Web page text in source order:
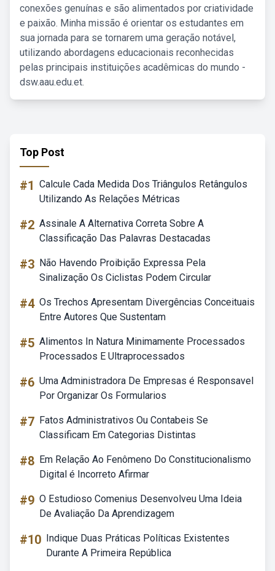
conexões genuínas e são alimentados por criatividade
e paixão. Minha missão é orientar os estudantes em
sua jornada para se tornarem uma geração notável,
utilizando abordagens educacionais reconhecidas
pelas principais instituições acadêmicas do mundo -
dsw.aau.edu.et.
Top Post
#1 Calcule Cada Medida Dos Triângulos Retângulos
Utilizando As Relações Métricas
#2 Assinale A Alternativa Correta Sobre A
Classificação Das Palavras Destacadas
#3 Não Havendo Proibição Expressa Pela
Sinalização Os Ciclistas Podem Circular
#4 Os Trechos Apresentam Divergências Conceituais
Entre Autores Que Sustentam
#5 Alimentos In Natura Minimamente Processados
Processados E Ultraprocessados
#6 Uma Administradora De Empresas é Responsavel
Por Organizar Os Formularios
#7 Fatos Administrativos Ou Contabeis Se
Classificam Em Categorias Distintas
#8 Em Relação Ao Fenômeno Do Constitucionalismo
Digital é Incorreto Afirmar
#9 O Estudioso Comenius Desenvolveu Uma Ideia
De Avaliação Da Aprendizagem
#10 Indique Duas Práticas Políticas Existentes
Durante A Primeira República